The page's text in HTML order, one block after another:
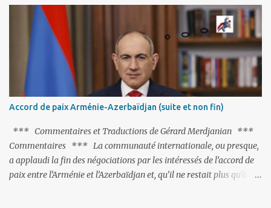
C'est hélas fort peu probable ; l'Histoire ou la Littérature ne sont
pas ses points forts, pas plus d'ailleurs que les négociations avec le
tandem turco-azéri. Faisant fi de tout ce qui précède la chute de
l'URSS, il est exclusivement intéressé par ce qu'il nomme «
l'Arménie réelle ». Même les trois présidents qu'ils l'ont précédés ne
trouvent pas grâce à ses yeux, les traitant de tous les noms, avant
de les traîner en justice. Et comme les politiciens ne lui suffisent
pas, il s'attaque aux dignitaires de l'Église arménienne, les...
Accord de paix Arménie-Azerbaïdjan (suite et non fin)
*** Commentaires et Traductions de Gérard Merdjanian ***
Commentaires *** La communauté internationale, ou presque,
a applaudi la fin des négociations par les intéressés de l’accord de
paix entre l’Arménie et l’Azerbaïdjan et, qu’il ne restait plus qu’à le